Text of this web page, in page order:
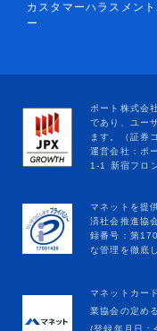
カスタマーハラスメン
ー
マネットカー
業協会の定め
(登録年月日